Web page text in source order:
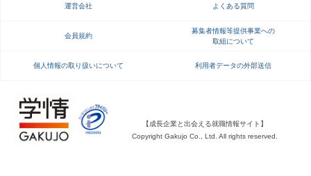
運営会社 よくある質問
会員規約
募集者情報等提供事業への
取組について
個人情報の取り扱いについて 利用者データの外部送信
【成長企業と出会える就職情報サイト】
Copyright Gakujo Co., Ltd. All rights reserved.